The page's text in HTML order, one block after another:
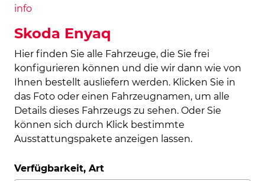
info
Skoda Enyaq
Hier finden Sie alle Fahrzeuge, die Sie frei
konfigurieren können und die wir dann wie von
Ihnen bestellt ausliefern werden. Klicken Sie in
das Foto oder einen Fahrzeugnamen, um alle
Details dieses Fahrzeugs zu sehen. Oder Sie
können sich durch Klick bestimmte
Ausstattungspakete anzeigen lassen.
Verfügbarkeit, Art